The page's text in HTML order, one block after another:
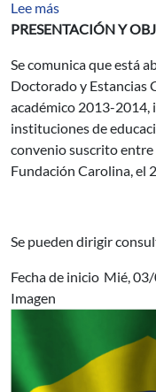
Lee más
PRESENTACIÓN Y
Se comunica que está
Doctorado y Estancias
académico 2013-2014,
instituciones de
convenio suscrito entre
Fundación Carolina, el
Se pueden dirigir
Fecha de inicio Mié,
Imagen